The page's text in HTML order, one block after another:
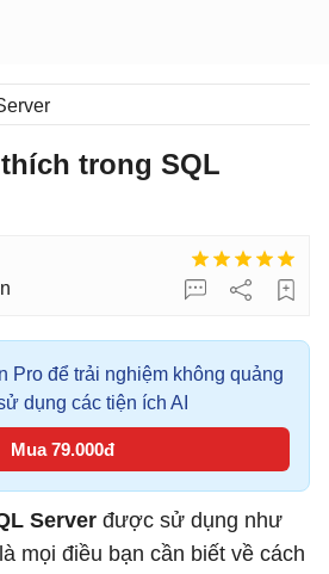
trong SQL
Pro để trải nghiệm không quảng
dụng các tiện ích AI
Mua 79.000đ
Server được sử dụng như
mọi điều bạn cần biết về cách